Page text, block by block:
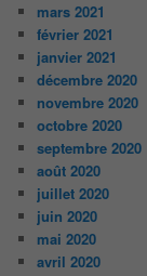
mars 2021
février 2021
janvier 2021
décembre 2020
novembre 2020
octobre 2020
septembre 2020
août 2020
juillet 2020
juin 2020
mai 2020
avril 2020